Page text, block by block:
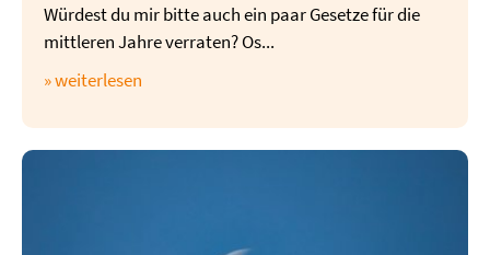
Würdest du mir bitte auch ein paar Gesetze für die
mittleren Jahre verraten? Os...
» weiterlesen